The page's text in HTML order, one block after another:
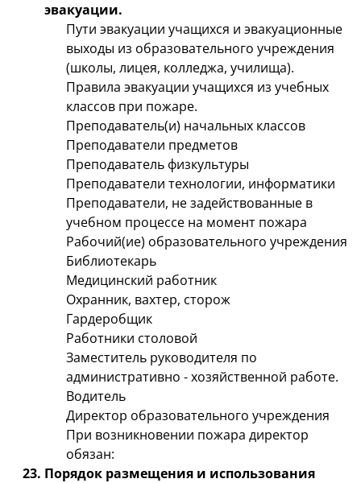
эвакуации.
Пути эвакуации учащихся и эвакуационные
выходы из образовательного учреждения
(школы, лицея, колледжа, училища).
Правила эвакуации учащихся из учебных
классов при пожаре.
Преподаватель(и) начальных классов
Преподаватели предметов
Преподаватель физкультуры
Преподаватели технологии, информатики
Преподаватели, не задействованные в
учебном процессе на момент пожара
Рабочий(ие) образовательного учреждения
Библиотекарь
Медицинский работник
Охранник, вахтер, сторож
Гардеробщик
Работники столовой
Заместитель руководителя по
административно - хозяйственной работе.
Водитель
Директор образовательного учреждения
При возникновении пожара директор
обязан:
Порядок размещения и использования